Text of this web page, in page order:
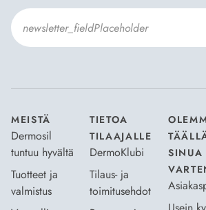
MEISTÄ
Dermosil
tuntuu hyvältä
Tuotteet ja
valmistus
TIETOA
TILAAJALLE
DermoKlubi
Tilaus- ja
toimitusehdot
SINUA